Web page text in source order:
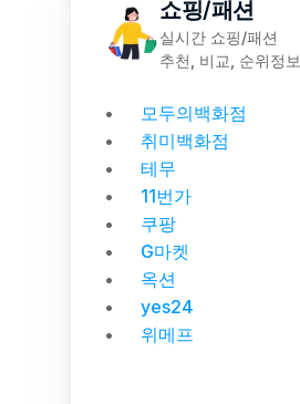
쇼핑/패션
실시간 쇼핑/패션
추천, 비교, 순위정보
모두의백화점
취미백화점
테무
11번가
쿠팡
G마켓
옥션
yes24
위메프